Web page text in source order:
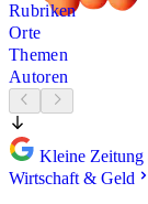
Rubriken
Orte
Themen
Autoren
Kleine Zeitung
Wirtschaft & Geld